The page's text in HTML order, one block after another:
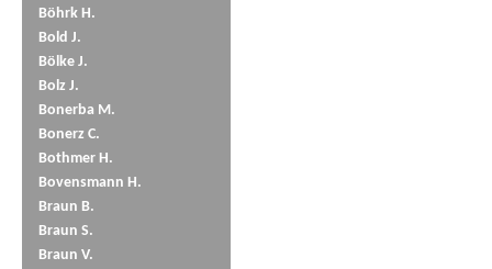
Böhrk H.
Bold J.
Bölke J.
Bolz J.
Bonerba M.
Bonerz C.
Bothmer H.
Bovensmann H.
Braun B.
Braun S.
Braun V.